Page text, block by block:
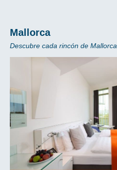
Más..
Disney
Entradas/Ocio
Blog
Mallorca
Descubre cada rincón de Mallorca